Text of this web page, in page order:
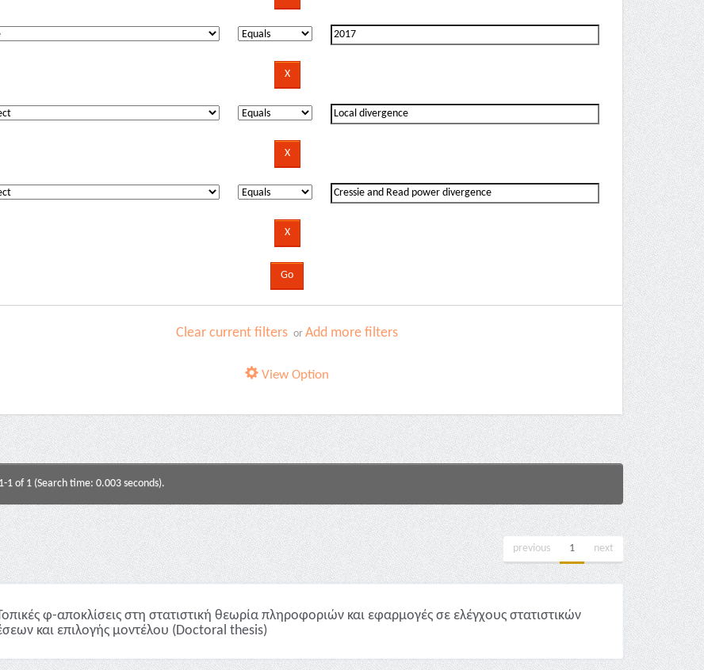
Clear current filters orAdd more filters
View Option
1 of 1 (Search time: 0.003 seconds).
previous 1 next
φ-αποκλίσεις στη στατιστική θεωρία πληροφοριών και εφαρμογές σε ελέγχους στατιστικών
και επιλογής μοντέλου (Doctoral thesis)